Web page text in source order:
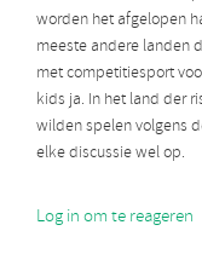
worden het afgelopen
meeste andere landen
met competitiesport
kids ja. In het land der
wilden spelen volgens
elke discussie wel op.
Log in om te reageren